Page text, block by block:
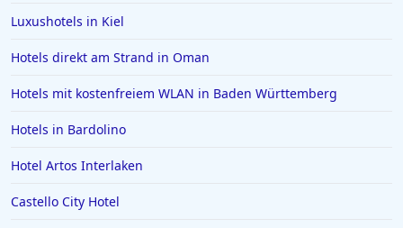
Luxushotels in Kiel
Hotels direkt am Strand in Oman
Hotels mit kostenfreiem WLAN in Baden Württemberg
Hotels in Bardolino
Hotel Artos Interlaken
Castello City Hotel